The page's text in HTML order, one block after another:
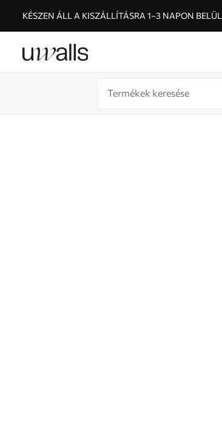
KÉSZEN ÁLL A KISZÁLLÍTÁSRA 1–3 NAPON BELÜL